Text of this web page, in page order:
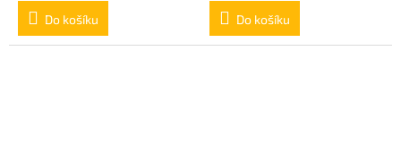
Do košíku Do košíku